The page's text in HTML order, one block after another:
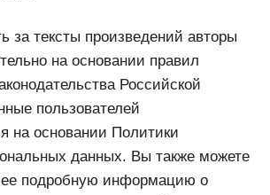
за тексты произведений авторы
на основании правил
Российской
пользователей
на основании Политики
данных. Вы также можете
подробную информацию о